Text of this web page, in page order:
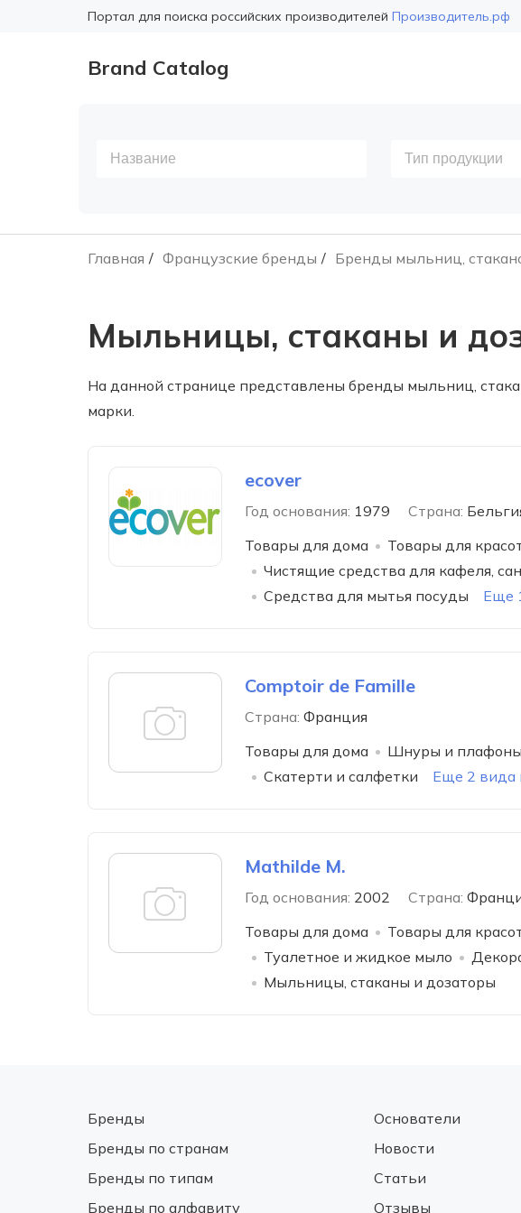
Портал для поиска российских производителей Производитель.рф
Brand Catalog
Главная Французские бренды Бренды мыльниц,
Мыльницы, стаканы и
На данной странице представлены бренды мыльниц,
марки.
ecover
Год основания: 1979 Страна:
Товары для дома
Товары для
Чистящие средства для кафеля,
Средства для мытья посуды
Еще
Comptoir de Famille
Страна: Франция
Товары для дома
Шнуры и плафоны
Скатерти и салфетки
Еще 2 вида
Mathilde M.
Год основания: 2002 Страна:
Товары для дома
Товары для
Туалетное и жидкое мыло
Мыльницы, стаканы и дозаторы
Бренды
Бренды по странам
Бренды по типам
Бренды по алфавиту
Основатели
Новости
Статьи
Отзывы